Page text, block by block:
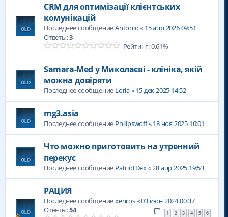
CRM для оптимізації клієнтських
комунікацій
Последнее сообщениеAntonio« 15 апр 2026 09:51
Ответы:3
Рейтинг: 0.61%
Samara-Med у Миколаєві - клініка, якій
можна довіряти
Последнее сообщение Loria«15 дек 2025 14:52
mg3.asia
Последнее сообщение Philipswoff«18 ноя 2025 16:01
Что можно приготовить на утренний
перекус
Последнее сообщение PatriotDex«28 апр 2025 19:53
РАЦИЯ
Последнее сообщениеxenros«03 июн 2024 00:37
Ответы:54 1 2 3 4 5 6